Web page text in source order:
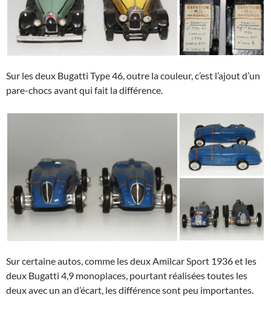
Sur les deux Bugatti Type 46, outre la couleur, c’est l’ajout d’un
pare-chocs avant qui fait la différence.
Sur certaine autos, comme les deux Amilcar Sport 1936 et les
deux Bugatti 4,9 monoplaces, pourtant réalisées toutes les
deux avec un an d’écart, les différence sont peu importantes.